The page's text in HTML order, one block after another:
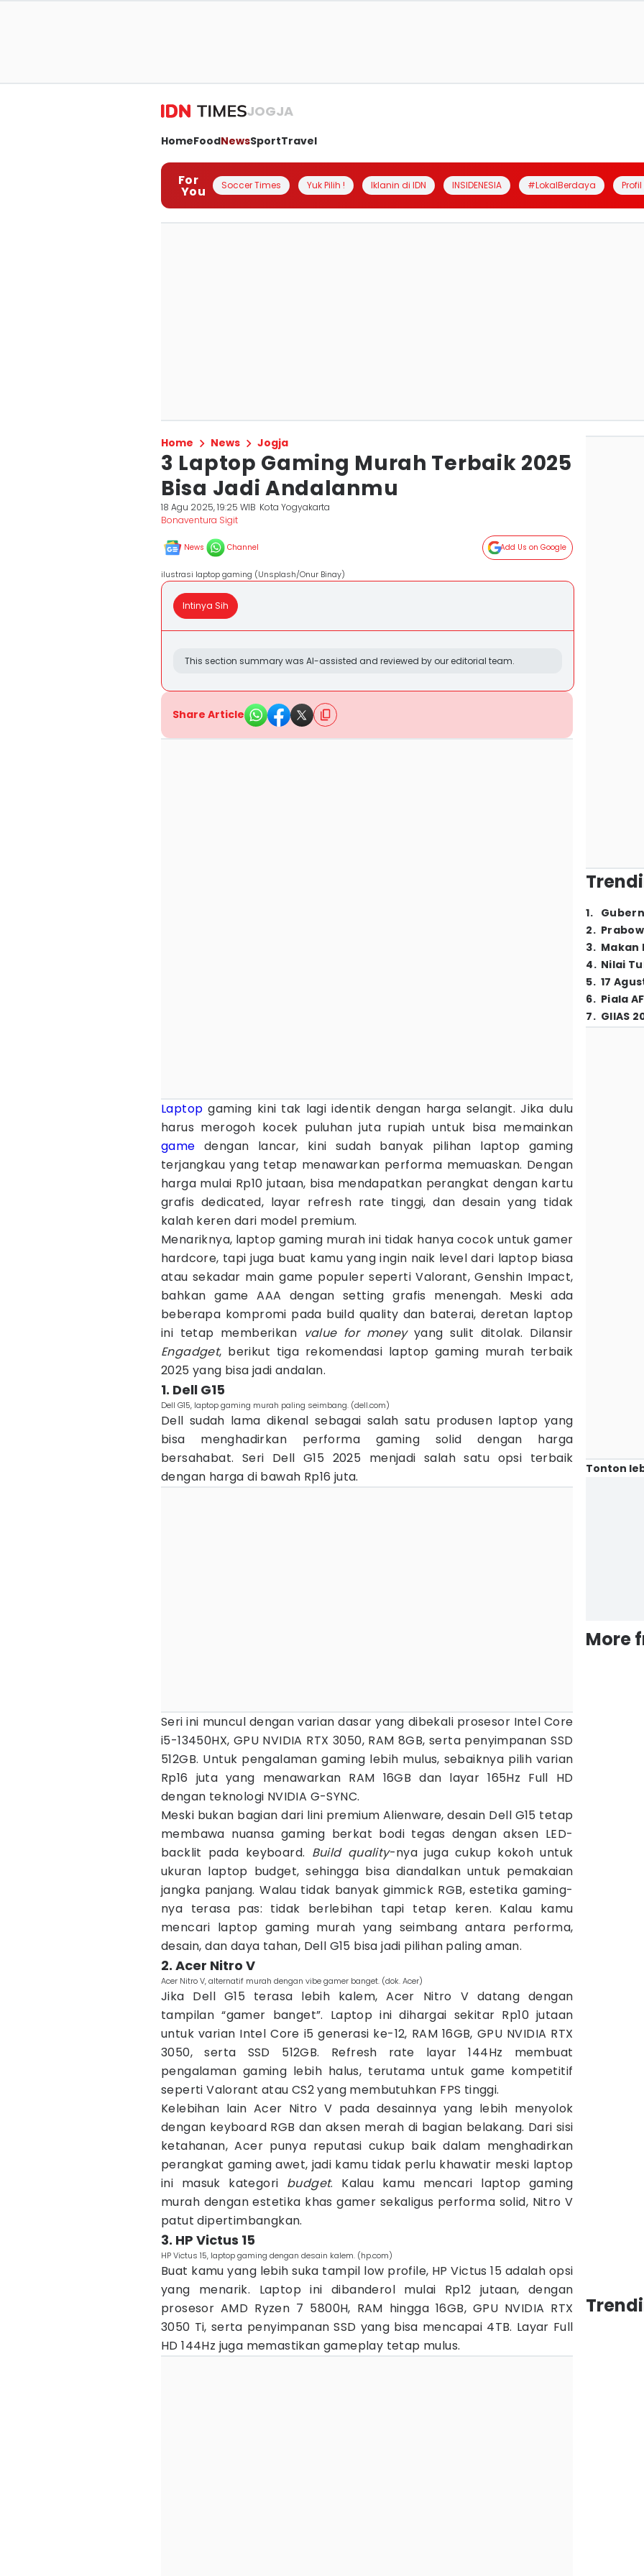
JOGJA
HomeFoodNewsSportTravel
For
You Soccer Times Yuk Pilih ! Iklanin di IDN INSIDENESIA #LokalBerdaya
Home News Jogja
3 Laptop Gaming Murah Terbaik 2025
Bisa Jadi Andalanmu
18 Agu 2025, 19:25 WIB Kota Yogyakarta
Bonaventura Sigit
News Channel Add Us on Google
ilustrasi laptop gaming (Unsplash/Onur Binay)
Intinya Sih
This section summary was AI-assisted and reviewed by our editorial team.
Share Article
Laptop gaming kini tak lagi identik dengan harga selangit. Jika dulu
harus merogoh kocek puluhan juta rupiah untuk bisa memainkan
game dengan lancar, kini sudah banyak pilihan laptop gaming
terjangkau yang tetap menawarkan performa memuaskan. Dengan
harga mulai Rp10 jutaan, bisa mendapatkan perangkat dengan kartu
grafis dedicated, layar refresh rate tinggi, dan desain yang tidak
kalah keren dari model premium.
Menariknya, laptop gaming murah ini tidak hanya cocok untuk gamer
hardcore, tapi juga buat kamu yang ingin naik level dari laptop biasa
atau sekadar main game populer seperti Valorant, Genshin Impact,
bahkan game AAA dengan setting grafis menengah. Meski ada
beberapa kompromi pada build quality dan baterai, deretan laptop
ini tetap memberikan value for moneyyang sulit ditolak. Dilansir
Engadget, berikut tiga rekomendasi laptop gaming murah terbaik
2025 yang bisa jadi andalan.
1. Dell G15
Dell G15, laptop gaming murah paling seimbang. (dell.com)
Dell sudah lama dikenal sebagai salah satu produsen laptop yang
bisa menghadirkan performa gaming solid dengan harga
bersahabat. Seri Dell G15 2025 menjadi salah satu opsi terbaik
dengan harga di bawah Rp16 juta.
Seri ini muncul dengan varian dasar yang dibekali prosesor Intel Core
i5-13450HX, GPU NVIDIA RTX 3050, RAM 8GB, serta penyimpanan SSD
512GB. Untuk pengalaman gaming lebih mulus, sebaiknya pilih varian
Rp16 juta yang menawarkan RAM 16GB dan layar 165Hz Full HD
dengan teknologi NVIDIA G-SYNC.
Meski bukan bagian dari lini premium Alienware, desain Dell G15 tetap
membawa nuansa gaming berkat bodi tegas dengan aksen LED-
backlit pada keyboard. Build quality-nya juga cukup kokoh untuk
ukuran laptop budget, sehingga bisa diandalkan untuk pemakaian
jangka panjang. Walau tidak banyak gimmick RGB, estetika gaming-
nya terasa pas: tidak berlebihan tapi tetap keren. Kalau kamu
mencari laptop gaming murah yang seimbang antara performa,
desain, dan daya tahan, Dell G15 bisa jadi pilihan paling aman.
2. Acer Nitro V
Acer Nitro V, alternatif murah dengan vibe gamer banget. (dok. Acer)
Jika Dell G15 terasa lebih kalem, Acer Nitro V datang dengan
tampilan “gamer banget”. Laptop ini dihargai sekitar Rp10 jutaan
untuk varian Intel Core i5 generasi ke-12, RAM 16GB, GPU NVIDIA RTX
3050, serta SSD 512GB. Refresh rate layar 144Hz membuat
pengalaman gaming lebih halus, terutama untuk game kompetitif
seperti Valorant atau CS2 yang membutuhkan FPS tinggi.
Kelebihan lain Acer Nitro V pada desainnya yang lebih menyolok
dengan keyboard RGB dan aksen merah di bagian belakang. Dari sisi
ketahanan, Acer punya reputasi cukup baik dalam menghadirkan
perangkat gaming awet, jadi kamu tidak perlu khawatir meski laptop
ini masuk kategori budget. Kalau kamu mencari laptop gaming
murah dengan estetika khas gamer sekaligus performa solid, Nitro V
patut dipertimbangkan.
3. HP Victus 15
HP Victus 15, laptop gaming dengan desain kalem. (hp.com)
Buat kamu yang lebih suka tampil low profile, HP Victus 15 adalah opsi
yang menarik. Laptop ini dibanderol mulai Rp12 jutaan, dengan
prosesor AMD Ryzen 7 5800H, RAM hingga 16GB, GPU NVIDIA RTX
3050 Ti, serta penyimpanan SSD yang bisa mencapai 4TB. Layar Full
HD 144Hz juga memastikan gameplay tetap mulus.
1.
2.
3. Makan
4. Nilai
5. 17
6. Piala
7. GIIAS
Tonton
More